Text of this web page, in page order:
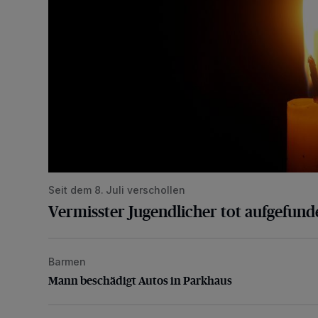
Seit dem 8. Juli verschollen
Vermisster Jugendlicher tot
Mann beschädigt Autos in Parkhaus
Barmen
Mann beschädigt Autos in Parkhaus